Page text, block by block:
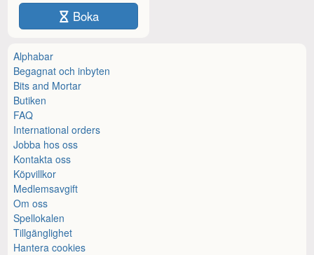
Boka
Alphabar
Begagnat och inbyten
Bits and Mortar
Butiken
FAQ
International orders
Jobba hos oss
Kontakta oss
Köpvillkor
Medlemsavgift
Om oss
Spellokalen
Tillgänglighet
Hantera cookies